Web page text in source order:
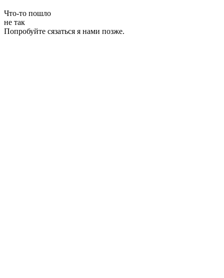
Что-то пошло
не так
Попробуйте сязаться я нами позже.